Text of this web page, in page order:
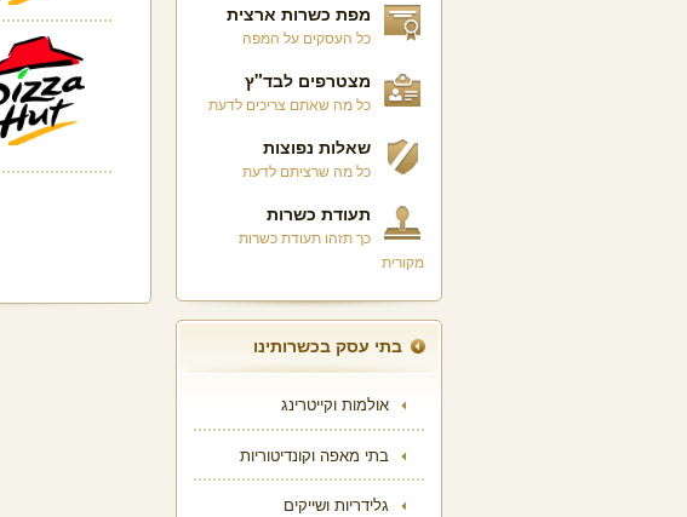
מפת כשרות ארצית
כל העסקים על המפה
מצטרפים לבד"ץ
כל מה שאתם צריכים לדעת
שאלות נפוצות
כל מה שרציתם לדעת
תעודת כשרות
כך תזהו תעודת כשרות
מקורית
בתי עסק בכשרותינו
אולמות וקייטרינג
בתי מאפה וקונדיטוריות
גלידריות ושייקים